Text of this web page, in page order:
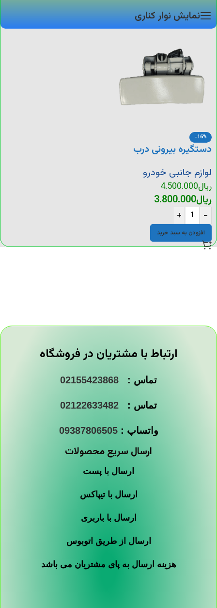
نمایش نوار کناری
-16%
دستگیره بیرونی درب
لوازم جانبی خودرو
ریال4.500.000
ریال3.800.000
-
+
افزودن به سبد خرید
ارتباط با مشتریان در فروشگاه
تماس : 02155423868
تماس : 02122633482
واتساپ :09387806505
ارسال سریع محصولات
ارسال با پست
ارسال با تیپاکس
ارسال با باربری
ارسال از طریق اتوبوس
هزینه ارسال به پای مشتریان می باشد